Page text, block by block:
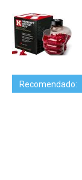
Recomendado: